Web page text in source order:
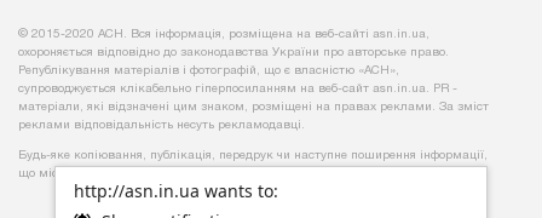
http://asn.in.ua wants to:
© 2015-2020 АСН. Вся інформація, розміщена на веб-сайті asn.in.ua,
охороняється відповідно до законодавства України про авторське право.
Републікування матеріалів і фотографій, що є власністю «АСН»,
супроводжується клікабельно гіперпосиланням на веб-сайт asn.іn.ua. PR -
матеріали, які відзначені цим знаком, розміщені на правах реклами. За зміст
реклами відповідальність несуть рекламодавці.
Будь-яке копiювання, публiкацiя, передрук чи наступне поширення iнформацiї,
що мiстить посилання на